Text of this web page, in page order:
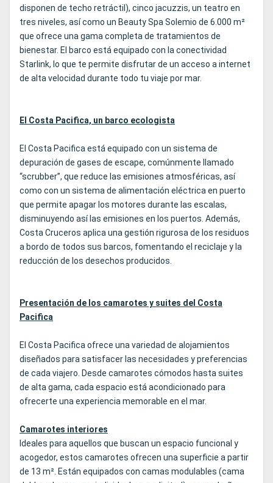
disponen de techo retráctil), cinco jacuzzis, un teatro en
tres niveles, así como un Beauty Spa Solemio de 6.000 m²
que ofrece una gama completa de tratamientos de
bienestar. El barco está equipado con la conectividad
Starlink, lo que te permite disfrutar de un acceso a internet
de alta velocidad durante todo tu viaje por mar.
El Costa Pacifica, un barco ecologista
El Costa Pacifica está equipado con un sistema de
depuración de gases de escape, comúnmente llamado
“scrubber”, que reduce las emisiones atmosféricas, así
como con un sistema de alimentación eléctrica en puerto
que permite apagar los motores durante las escalas,
disminuyendo así las emisiones en los puertos. Además,
Costa Cruceros aplica una gestión rigurosa de los residuos
a bordo de todos sus barcos, fomentando el reciclaje y la
reducción de los desechos producidos.
Presentación de los camarotes y suites del Costa
Pacifica
El Costa Pacifica ofrece una variedad de alojamientos
diseñados para satisfacer las necesidades y preferencias
de cada viajero. Desde camarotes cómodos hasta suites
de alta gama, cada espacio está acondicionado para
ofrecerte una experiencia memorable en el mar.
Camarotes interiores
Ideales para aquellos que buscan un espacio funcional y
acogedor, estos camarotes ofrecen una superficie a partir
de 13 m². Están equipados con camas modulables (cama